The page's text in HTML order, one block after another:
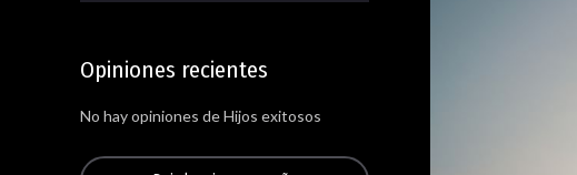
Opiniones recientes
No hay opiniones de Hijos exitosos